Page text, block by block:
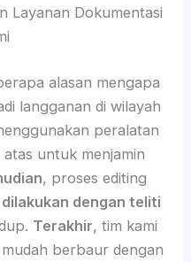
Layanan Dokumentasi
alasan mengapa
langganan di wilayah
peralatan
untuk menjamin
, proses editing
dilakukan dengan teliti
Terakhir, tim kami
berbaur dengan